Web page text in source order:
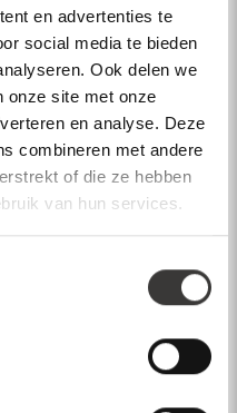
en advertenties te
social media te bieden
Ook delen we
onze site met onze
en analyse. Deze
combineren met andere
of die ze hebben
van hun services.
over dit product?